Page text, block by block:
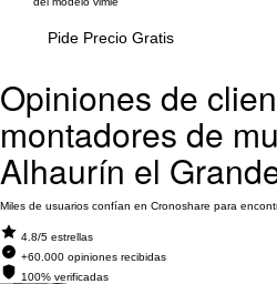
Pide Precio Gratis
Opiniones de
montadores de
Alhaurín el
Miles de usuarios confían en Cronoshare para
4.8/5 estrellas
+60.000 opiniones recibidas
100% verificadas